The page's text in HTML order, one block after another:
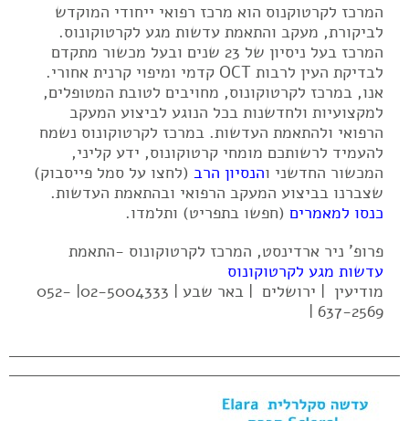
המרכז לקרטוקנוס הוא מרכז רפואי ייחודי המוקדש
לביקורת, מעקב והתאמת עדשות מגע לקרטוקונוס.
המרכז בעל ניסיון של 23 שנים ובעל מכשור מתקדם
לבדיקת העין לרבות OCT קדמי ומיפוי קרנית אחורי.
אנו, במרכז לקרטוקונוס, מחויבים לטובת המטופלים,
למקצועיות ולחדשנות בכל הנוגע לביצוע המעקב
הרפואי ולהתאמת העדשות. במרכז לקרטוקונוס נשמח
להעמיד לרשותכם מומחי קרטוקונוס, ידע קליני,
המכשור החדשני והנסיון הרב (לחצו על סמל פייסבוק)
שצברנו בביצוע המעקב הרפואי ובהתאמת העדשות.
כנסו למאמרים (חפשו בתפריט) ותלמדו.
פרופ' ניר ארדינסט, המרכז לקרטוקונוס -התאמת
עדשות מגע לקרטוקונוס
מודיעין | ירושלים | באר שבע | 02-5004333| 052-
637-2569 |